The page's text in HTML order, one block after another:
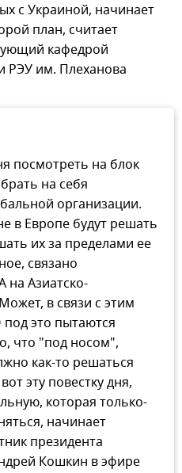
с Украиной, начинает
план, считает
кафедрой
РЭУ им. Плеханова
посмотреть на блок
на себя
организации.
в Европе будут решать
их за пределами ее
связано
Азиатско-
в связи с этим
это пытаются
что "под носом",
как-то решаться
эту повестку дня,
которая только-
начинает
президента
Кошкин в эфире